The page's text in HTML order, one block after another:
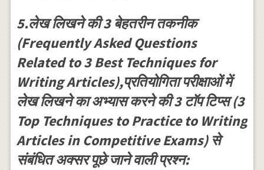
5.लेख लिखने की 3 बेहतरीन तकनीक
(Frequently Asked Questions
Related to 3 Best Techniques for
Writing Articles),प्रतियोगिता परीक्षाओं में
लेख लिखने का अभ्यास करने की 3 टाॅप टिप्स (3
Top Techniques to Practice to Writing
Articles in Competitive Exams) से
संबंधित अक्सर पूछे जाने वाली प्रश्न: